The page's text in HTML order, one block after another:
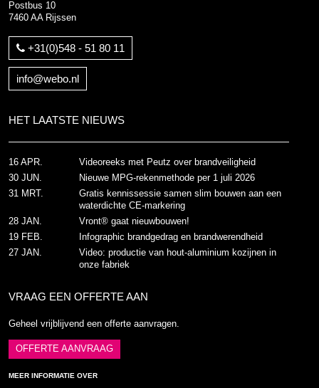
Postbus 10
7460 AA Rijssen
+31(0)548 - 51 80 11
info@webo.nl
HET LAATSTE NIEUWS
Videoreeks met Peutz over brandveiligheid
16 APR.
Nieuwe MPG-rekenmethode per 1 juli 2026
30 JUN.
Gratis kennissessie samen slim bouwen aan een
waterdichte CE-markering
31 MRT.
Vront® gaat nieuwbouwen!
28 JAN.
Infographic brandgedrag en brandwerendheid
19 FEB.
Video: productie van hout-aluminium kozijnen in
onze fabriek
27 JAN.
VRAAG EEN OFFERTE AAN
Geheel vrijblijvend een offerte aanvragen.
OFFERTE AANVRAAG
MEER INFORMATIE OVER